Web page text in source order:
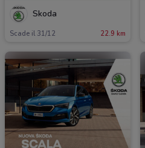
Skoda
Scade il 31/12 22.9 km